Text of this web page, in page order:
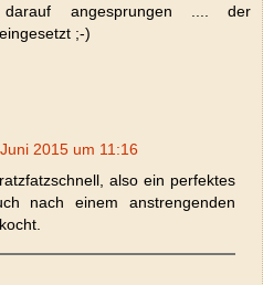
darauf angesprungen .... der
;-)
2015 um 11:16
also ein perfektes
nach einem anstrengenden